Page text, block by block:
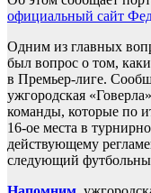
официальный сайт
Одним из главных
был вопрос о том,
в Премьер-лиге.
ужгородская
команды, которые по
16-ое места в
действующему
следующий